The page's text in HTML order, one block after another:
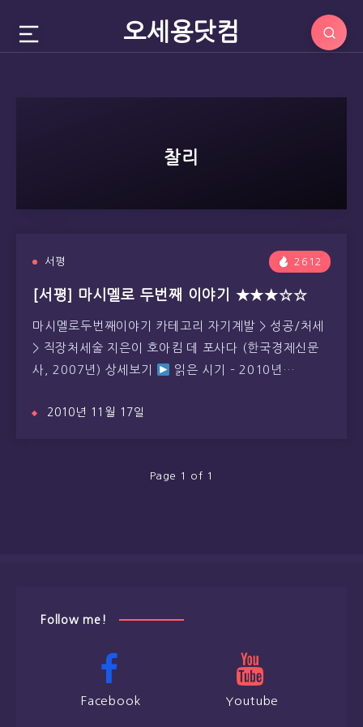
오세용닷컴
찰리
서평 2612
[서평] 마시멜로 두번째 이야기 ★★★☆☆
마시멜로두번째이야기 카테고리 자기계발 > 성공/처세
> 직장처세술 지은이 호아킴 데 포사다 (한국경제신문
사, 2007년) 상세보기
읽은 시기 – 2010년…
2010년 11월 17일
Page 1 of 1
Follow me!
Facebook Youtube